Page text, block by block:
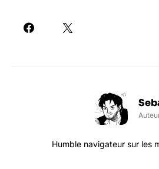
Humble navigateur sur les